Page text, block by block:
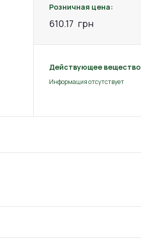
Розничная цена:
610.17 грн
Действующее вещество
Информация отсутствует